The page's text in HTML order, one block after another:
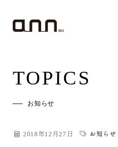
TOPICS
お知らせ
2018年12月27日 お知らせ